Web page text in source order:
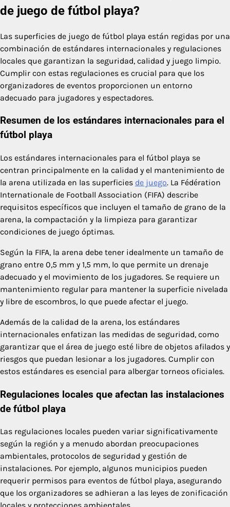
de juego de fútbol playa?
Las superficies de juego de fútbol playa están regidas por una
combinación de estándares internacionales y regulaciones
locales que garantizan la seguridad, calidad y juego limpio.
Cumplir con estas regulaciones es crucial para que los
organizadores de eventos proporcionen un entorno
adecuado para jugadores y espectadores.
Resumen de los estándares internacionales para el
fútbol playa
Los estándares internacionales para el fútbol playa se
centran principalmente en la calidad y el mantenimiento de
la arena utilizada en las superficies de juego. La Fédération
Internationale de Football Association (FIFA) describe
requisitos específicos que incluyen el tamaño de grano de la
arena, la compactación y la limpieza para garantizar
condiciones de juego óptimas.
Según la FIFA, la arena debe tener idealmente un tamaño de
grano entre 0,5 mm y 1,5 mm, lo que permite un drenaje
adecuado y el movimiento de los jugadores. Se requiere un
mantenimiento regular para mantener la superficie nivelada
y libre de escombros, lo que puede afectar el juego.
Además de la calidad de la arena, los estándares
internacionales enfatizan las medidas de seguridad, como
garantizar que el área de juego esté libre de objetos afilados y
riesgos que puedan lesionar a los jugadores. Cumplir con
estos estándares es esencial para albergar torneos oficiales.
Regulaciones locales que afectan las instalaciones
de fútbol playa
Las regulaciones locales pueden variar significativamente
según la región y a menudo abordan preocupaciones
ambientales, protocolos de seguridad y gestión de
instalaciones. Por ejemplo, algunos municipios pueden
requerir permisos para eventos de fútbol playa, asegurando
que los organizadores se adhieran a las leyes de zonificación